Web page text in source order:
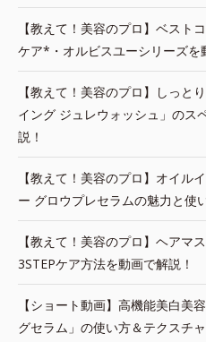
【教えて！美容のプロ】ベスト
ケア*・オルビスユーシリーズを
【教えて！美容のプロ】しっと
イング ジュレウォッシュ」のス
説！
【教えて！美容のプロ】オイル
ー グロウプレセラムの魅力と使
【教えて！美容のプロ】ヘアマ
3STEPケア方法を動画で解説！
【ショート動画】高機能美白美
グセラム」の使い方＆テクスチ